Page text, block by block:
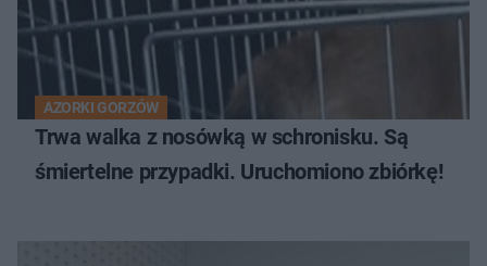
AZORKI GORZÓW
Trwa walka z nosówką w schronisku. Są
śmiertelne przypadki. Uruchomiono zbiórkę!